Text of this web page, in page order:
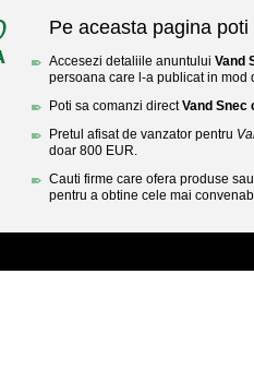
Pe aceasta pagina poti
Accesezi detaliile anuntului Vand
persoana care l-a publicat in mod
Poti sa comanzi directVand Snec
Pretul afisat de vanzator pentru
doar 800 EUR.
Cauti firme care ofera produse
pentru a obtine cele mai